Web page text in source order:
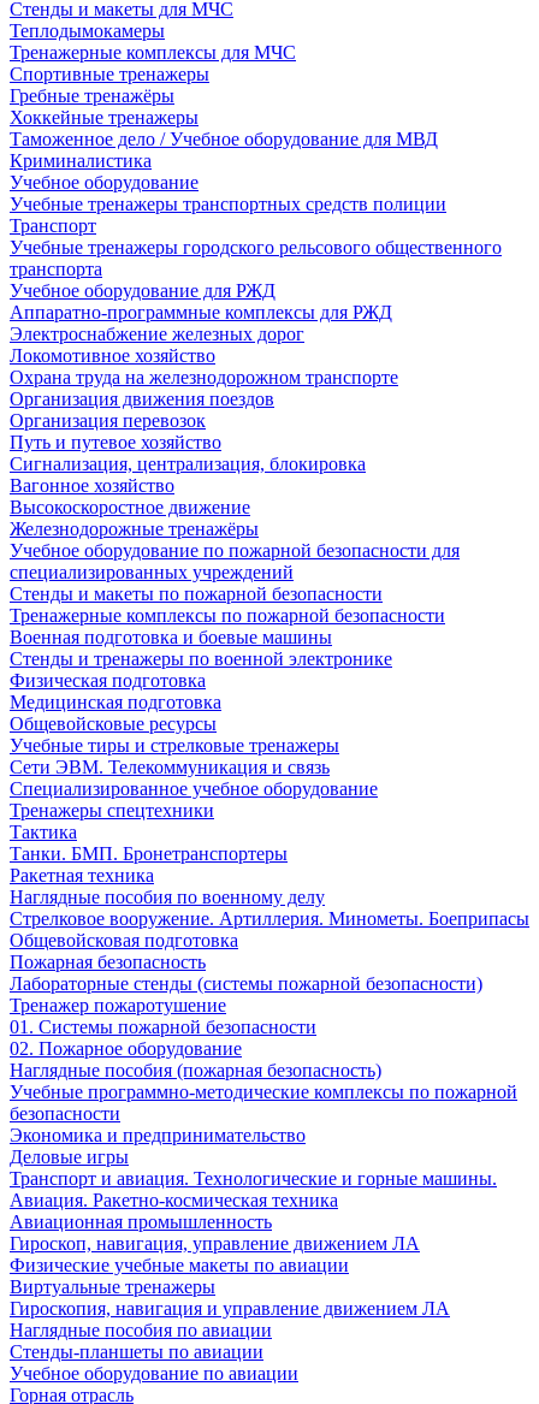
Стенды и макеты для МЧС
Теплодымокамеры
Тренажерные комплексы для МЧС
Спортивные тренажеры
Гребные тренажёры
Хоккейные тренажеры
Таможенное дело / Учебное оборудование для МВД
Криминалистика
Учебное оборудование
Учебные тренажеры транспортных средств полиции
Транспорт
Учебные тренажеры городского рельсового общественного
транспорта
Учебное оборудование для РЖД
Аппаратно-программные комплексы для РЖД
Электроснабжение железных дорог
Локомотивное хозяйство
Охрана труда на железнодорожном транспорте
Организация движения поездов
Организация перевозок
Путь и путевое хозяйство
Сигнализация, централизация, блокировка
Вагонное хозяйство
Высокоскоростное движение
Железнодорожные тренажёры
Учебное оборудование по пожарной безопасности для
специализированных учреждений
Стенды и макеты по пожарной безопасности
Тренажерные комплексы по пожарной безопасности
Военная подготовка и боевые машины
Стенды и тренажеры по военной электронике
Физическая подготовка
Медицинская подготовка
Общевойсковые ресурсы
Учебные тиры и стрелковые тренажеры
Сети ЭВМ. Телекоммуникация и связь
Специализированное учебное оборудование
Тренажеры спецтехники
Тактика
Танки. БМП. Бронетранспортеры
Ракетная техника
Наглядные пособия по военному делу
Стрелковое вооружение. Артиллерия. Минометы. Боеприпасы
Общевойсковая подготовка
Пожарная безопасность
Лабораторные стенды (системы пожарной безопасности)
Тренажер пожаротушение
01. Системы пожарной безопасности
02. Пожарное оборудование
Наглядные пособия (пожарная безопасность)
Учебные программно-методические комплексы по пожарной
безопасности
Экономика и предпринимательство
Деловые игры
Транспорт и авиация. Технологические и горные машины.
Авиация. Ракетно-космическая техника
Авиационная промышленность
Гироскоп, навигация, управление движением ЛА
Физические учебные макеты по авиации
Виртуальные тренажеры
Гироскопия, навигация и управление движением ЛА
Наглядные пособия по авиации
Стенды-планшеты по авиации
Учебное оборудование по авиации
Горная отрасль